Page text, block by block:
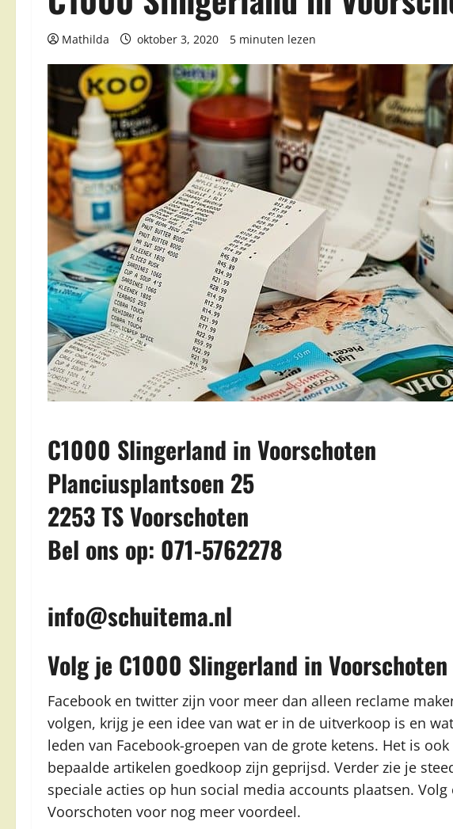
Mathilda oktober 3, 2020 5 minuten lezen
C1000 Slingerland in Voorschoten
Planciusplantsoen 25
2253 TS Voorschoten
Bel ons op: 071-5762278
info@schuitema.nl
Volg je C1000 Slingerland in
Facebook en twitter zijn voor meer dan alleen reclame
volgen, krijg je een idee van wat er in de uitverkoop is en
leden van Facebook-groepen van de grote ketens. Het is
bepaalde artikelen goedkoop zijn geprijsd. Verder zie je
speciale acties op hun social media accounts plaatsen.
Voorschoten voor nog meer voordeel.